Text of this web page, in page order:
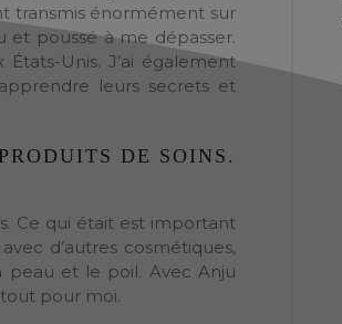
transmis énormément sur
et poussé à me dépasser.
Unis. J’ai également
leurs secrets et
DE SOINS.
Ce qui était est important
d’autres cosmétiques,
peau et le poil. Avec Anju
pour moi.